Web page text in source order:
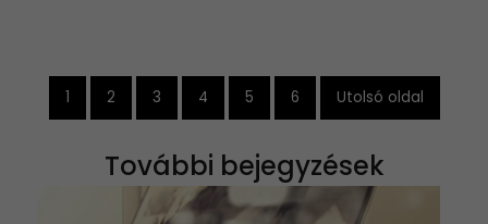
1 2 3 4 5 6 Utolsó oldal
További bejegyzések